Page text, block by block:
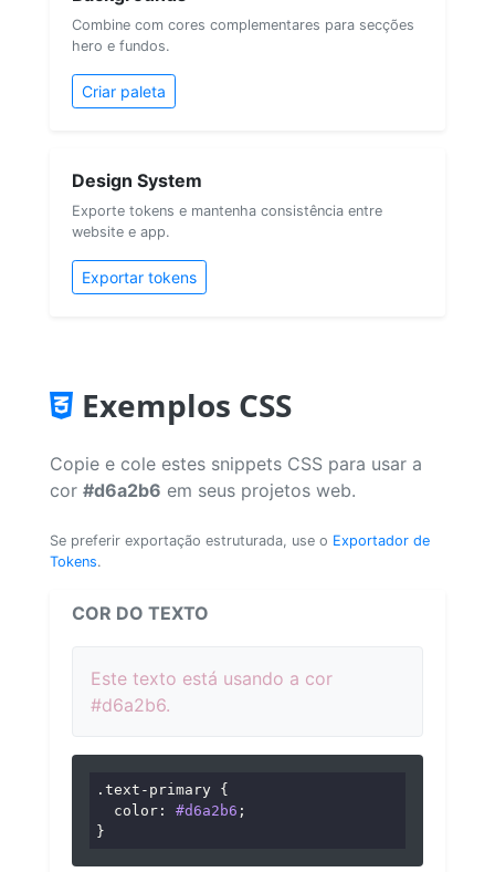
Combine com cores complementares para secções
hero e fundos.
Criar paleta
Design System
Exporte tokens e mantenha consistência entre
website e app.
Exportar tokens
Exemplos CSS
Copie e cole estes snippets CSS para usar a
cor #d6a2b6 em seus projetos web.
Se preferir exportação estruturada, use o Exportador de
Tokens.
COR DO TEXTO
Este texto está usando a cor
#d6a2b6.
.text-primary {
color : #d6a2b6 ;
}